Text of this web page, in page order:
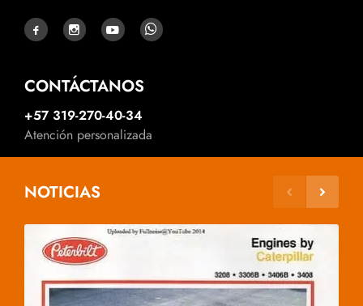
CONTÁCTANOS
+57 319-270-40-34
Atención personalizada
NOTICIAS